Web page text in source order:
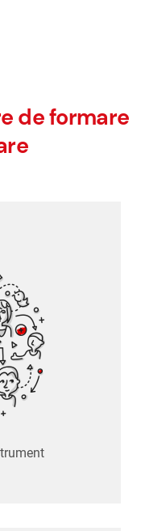
de formare
angajat
instrument
motivațional.